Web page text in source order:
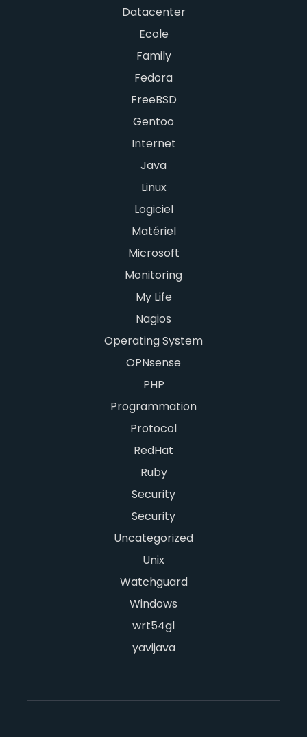
Datacenter
Ecole
Family
Fedora
FreeBSD
Gentoo
Internet
Java
Linux
Logiciel
Matériel
Microsoft
Monitoring
My Life
Nagios
Operating System
OPNsense
PHP
Programmation
Protocol
RedHat
Ruby
Security
Security
Uncategorized
Unix
Watchguard
Windows
wrt54gl
yavijava